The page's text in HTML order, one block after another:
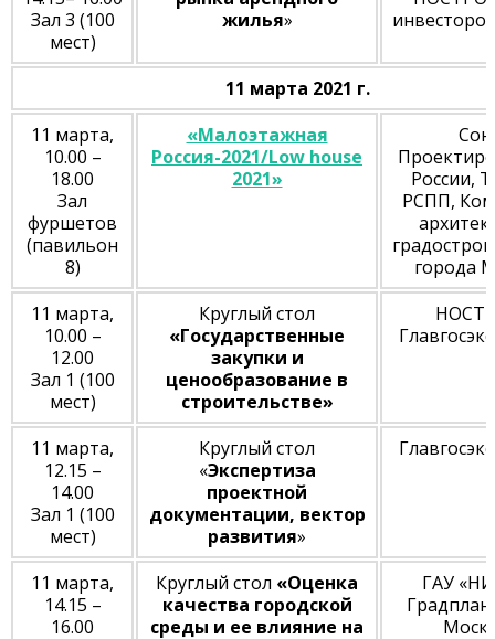
Зал 3 (100
мест)
жилья»
11 марта 2021 г.
11 марта,
10.00 –
18.00
Зал
фуршетов
(павильон
8)
«Малоэтажная
Россия-2021/Low house
2021»
России,
РСПП,
города
11 марта,
10.00 –
12.00
Зал 1 (100
мест)
Круглый стол
«Государственные
закупки и
ценообразование в
строительстве»
11 марта,
12.15 –
14.00
Зал 1 (100
мест)
Круглый стол
«Экспертиза
проектной
документации, вектор
развития»
11 марта,
14.15 –
16.00
Круглый стол «Оценка
качества городской
среды и ее влияние на
ГАУ